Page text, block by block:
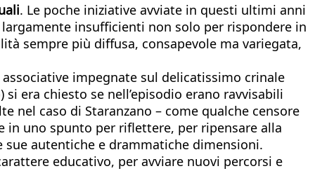
. Le poche iniziative avviate in questi ultimi anni
insufficienti non solo per rispondere in
sempre più diffusa, consapevole ma variegata,
impegnate sul delicatissimo crinale
era chiesto se nell’episodio erano ravvisabili
caso di Staranzano – come qualche censore
uno spunto per riflettere, per ripensare alla
autentiche e drammatiche dimensioni.
educativo, per avviare nuovi percorsi e